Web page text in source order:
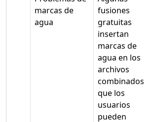
marcas de
agua
fusiones
gratuitas
insertan
marcas de
agua en los
archivos
combinados
que los
usuarios
pueden